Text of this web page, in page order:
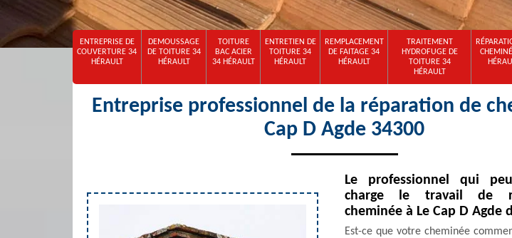
ENTREPRISE DE
COUVERTURE 34
HÉRAULT
DEMOUSSAGE
DE TOITURE 34
HÉRAULT
TOITURE
BAC ACIER
34 HÉRAULT
ENTRETIEN DE
TOITURE 34
HÉRAULT
REMPLACEMENT
DE FAITAGE 34
HÉRAULT
TRAITEMENT
HYDROFUGE DE
TOITURE 34
HÉRAULT
Entreprise professionnel de la réparation de
Cap D Agde 34300
Le professionnel qui
charge le travail de
cheminée à Le Cap D Agde
Est-ce que votre cheminée